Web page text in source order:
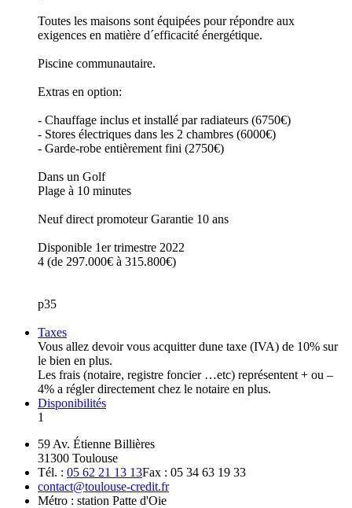
Toutes les maisons sont équipées pour répondre aux
exigences en matière d´efficacité énergétique.
Piscine communautaire.
Extras en option:
- Chauffage inclus et installé par radiateurs (6750€)
- Stores électriques dans les 2 chambres (6000€)
- Garde-robe entièrement fini (2750€)
Dans un Golf
Plage à 10 minutes
Neuf direct promoteur Garantie 10 ans
Disponible 1er trimestre 2022
4 (de 297.000€ à 315.800€)
p35
Taxes
Vous allez devoir vous acquitter dune taxe (IVA) de 10% sur
le bien en plus.
Les frais (notaire, registre foncier …etc) représentent + ou –
4% a régler directement chez le notaire en plus.
Disponibilités
1
59 Av. Étienne Billières
31300 Toulouse
Tél. : 05 62 21 13 13Fax : 05 34 63 19 33
contact@toulouse-credit.fr
Métro : station Patte d'Oie